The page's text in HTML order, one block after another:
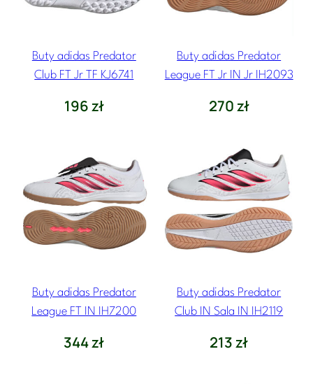
Buty adidas Predator
Club FT Jr TF KJ6741
196zł
Buty adidas Predator
League FT Jr IN Jr IH2093
270zł
Buty adidas Predator
League FT IN IH7200
344zł
Buty adidas Predator
Club IN Sala IN IH2119
213zł